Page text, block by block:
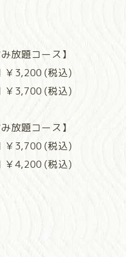
放題コース】
￥3,200 (税込)
￥3,700 (税込)
放題コース】
￥3,700 (税込)
￥4,200 (税込)